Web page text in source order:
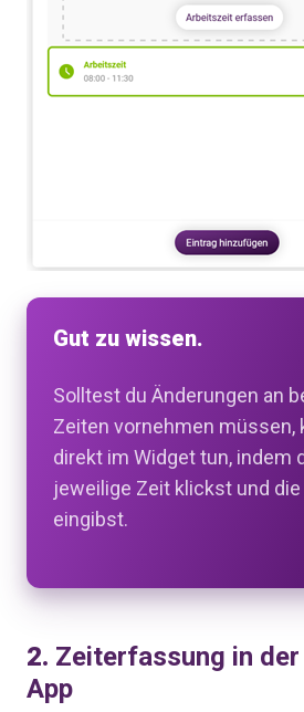
Gut zu wissen.
Solltest du Änderungen an
Zeiten vornehmen müssen,
direkt im Widget tun, indem
jeweilige Zeit klickst und die
eingibst.
2. Zeiterfassung in
App